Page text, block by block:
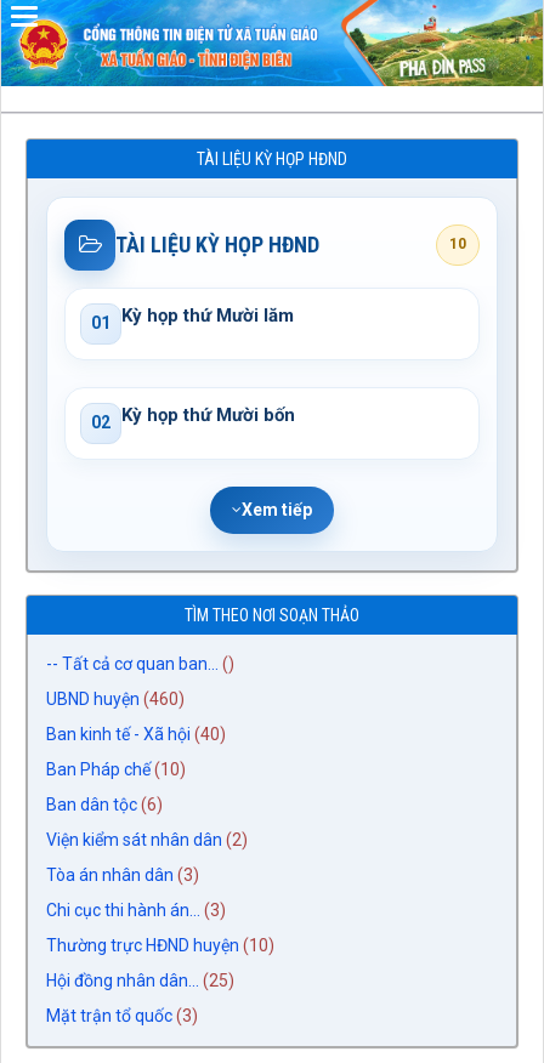
TÀI LIỆU KỲ HỌP HĐND
TÀI LIỆU KỲ HỌP HĐND 10
01 Kỳ họp thứ Mười lăm
02 Kỳ họp thứ Mười bốn
Xem tiếp
TÌM THEO NƠI SOẠN THẢO
-- Tất cả cơ quan ban...
()
UBND huyện (460)
Ban kinh tế - Xã hội (40)
Ban Pháp chế(10)
Ban dân tộc(6)
Viện kiểm sát nhân dân (2)
Tòa án nhân dân (3)
Chi cục thi hành án...
(3)
Thường trực HĐND huyện (10)
Hội đồng nhân dân...
(25)
Mặt trận tổ quốc(3)
Đã kết nối EMC